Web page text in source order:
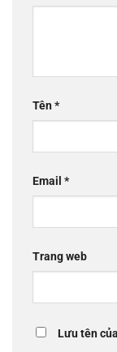
Tên*
Email *
Trang web
Lưu tên